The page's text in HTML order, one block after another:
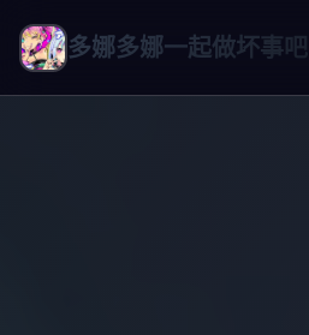
多娜多娜一起做坏事吧